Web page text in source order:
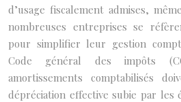
d’usage fiscalement admises,
nombreuses entreprises se
pour simplifier leur gestion
Code général des impôts
amortissements comptabilisés
dépréciation effective subie par les